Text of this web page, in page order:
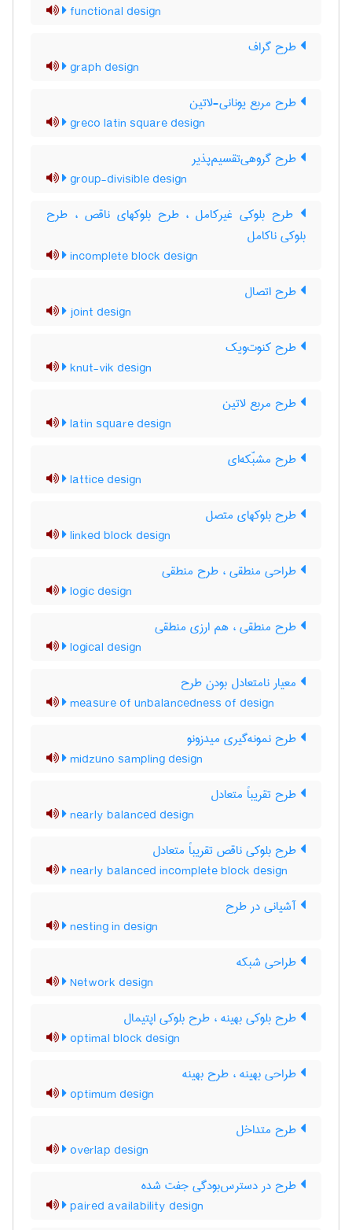
functional design
طرح گراف
graph design
طرح مربع یونانی-لاتین
greco latin square design
طرح گروهی‌تقسیم‌پذیر
group-divisible design
طرح بلوکی غیرکامل ، طرح بلوکهای ناقص ، طرح
بلوکی ناکامل
incomplete block design
طرح اتصال
joint design
طرح کنوت‌ویک
knut-vik design
طرح مربع لاتین
latin square design
طرح مشبّکه‌ای
lattice design
طرح بلوکهای متصل
linked block design
طراحی منطقی ، طرح منطقی
logic design
طرح منطقی ، هم ارزی منطقی
logical design
معیار نامتعادل بودن طرح
measure of unbalancedness of design
طرح نمونه‌گیری میدزونو
midzuno sampling design
طرح تقریباً متعادل
nearly balanced design
طرح بلوکی ناقص تقریباً متعادل
nearly balanced incomplete block design
آشیانی در طرح
nesting in design
طراحی شبکه
Network design
طرح بلوکی بهینه ، طرح بلوکی اپتیمال
optimal block design
طراحی بهینه ، طرح بهینه
optimum design
طرح متداخل
overlap design
طرح در دسترس‌بودگی جفت شده
paired availability design